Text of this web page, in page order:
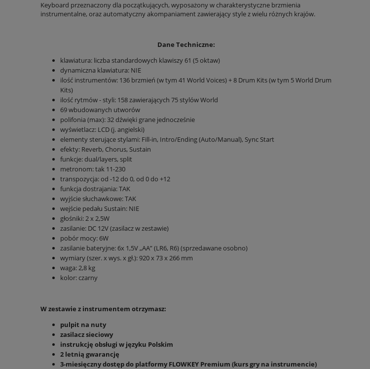
Keyboard przeznaczony dla początkujących, wyposażony w charakterystyczne brzmienia
instrumentalne, oraz automatyczny akompaniament zawierający style z wielu różnych krajów.
Dane Techniczne:
klawiatura: liczba standardowych klawiszy 61 (5 oktaw)
dynamiczna klawiatura: NIE
ilość instrumentów: 136 brzmień (w tym 41 World Voices) + 8 Drum Kits (w tym 5 World Drum
Kits)
ilość rytmów - styli: 158 zawierających 75 stylów World
69 wbudowanych utworów
polifonia (max): 32 dźwięki grane jednocześnie
wyświetlacz: LCD (j. angielski)
elementy sterujące stylami: Fill-in, Intro/Ending (Auto/Manual), Sync Start
efekty: Reverb, Chorus, Sustain
funkcje: dual/layers, split
metronom: tak 11-230
transpozycja: od -12 do 0, od 0 do +12
funkcja dostrajania: TAK
wyjście słuchawkowe: TAK
wejście pedału Sustain: NIE
głośniki: 2 x 2,5W
zasilanie: DC 12V (zasilacz w zestawie)
pobór mocy: 6W
zasilanie bateryjne: 6x 1,5V „AA” (LR6, R6) (sprzedawane osobno)
wymiary (szer. x wys. x gł.): 920 x 73 x 266 mm
waga: 2,8 kg
kolor: czarny
W zestawie z instrumentem otrzymasz:
pulpit na nuty
zasilacz sieciowy
instrukcję obsługi w języku Polskim
2 letnią gwarancję
3-miesięczny dostęp do platformy FLOWKEY Premium (kurs gry na instrumencie)